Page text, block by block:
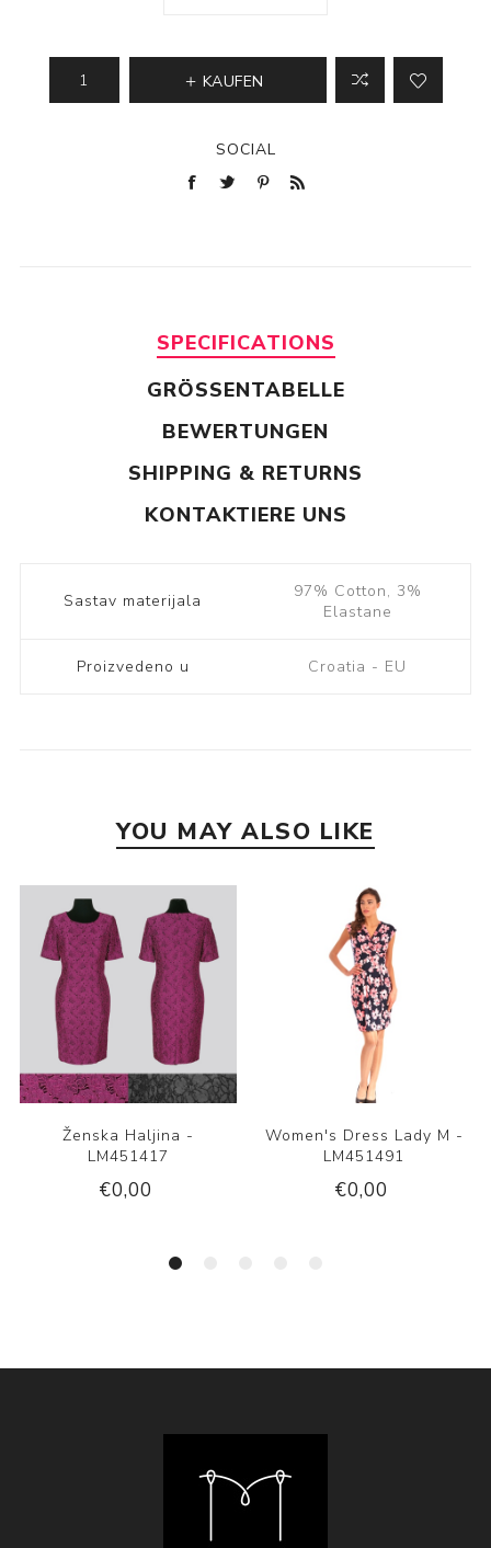
KAUFEN
SOCIAL
SPECIFICATIONS
GRÖSSENTABELLE
BEWERTUNGEN
SHIPPING & RETURNS
KONTAKTIERE UNS
Sastav materijala
97% Cotton, 3%
Elastane
Proizvedeno u Croatia - EU
YOU MAY ALSO LIKE
Ženska Haljina -
LM451417
€0,00
Women's Dress Lady M -
LM451491
€0,00